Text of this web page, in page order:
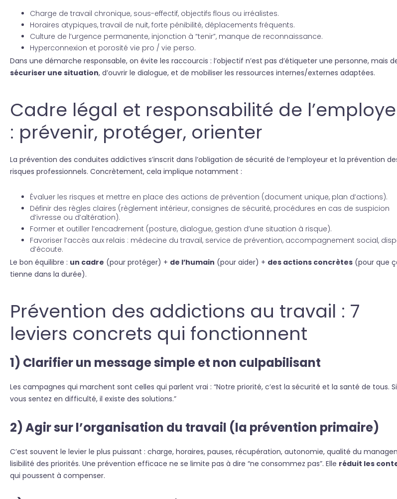
Charge de travail chronique, sous-effectif, objectifs flous ou irréalistes.
Horaires atypiques, travail de nuit, forte pénibilité, déplacements fréquents.
Culture de l’urgence permanente, injonction à “tenir”, manque de reconnaissance.
Hyperconnexion et porosité vie pro / vie perso.
Dans une démarche responsable, on évite les raccourcis : l’objectif n’est pas d’étiqueter une personne, mais
sécuriser une situation, d’ouvrir le dialogue, et de mobiliser les ressources internes/externes adaptées.
Cadre légal et responsabilité de
: prévenir, protéger, orienter
La prévention des conduites addictives s’inscrit dans l’obligation de sécurité de l’employeur et la prévention
risques professionnels. Concrètement, cela implique notamment :
Évaluer les risques et mettre en place des actions de prévention (document unique, plan d’actions).
Définir des règles claires (règlement intérieur, consignes de sécurité, procédures en cas de suspicion
d’ivresse ou d’altération).
Former et outiller l’encadrement (posture, dialogue, gestion d’une situation à risque).
Favoriser l’accès aux relais : médecine du travail, service de prévention, accompagnement social,
d’écoute.
Le bon équilibre : un cadre (pour protéger) + de l’humain (pour aider) + des actions concrètes (pour que
tienne dans la durée).
Prévention des addictions au travail : 7
leviers concrets qui fonctionnent
1) Clarifier un message simple et non culpabilisant
Les campagnes qui marchent sont celles qui parlent vrai : “Notre priorité, c’est la sécurité et la santé de tous.
vous sentez en difficulté, il existe des solutions.”
2) Agir sur l’organisation du travail (la prévention primaire)
C’est souvent le levier le plus puissant : charge, horaires, pauses, récupération, autonomie, qualité du
lisibilité des priorités. Une prévention efficace ne se limite pas à dire “ne consommez pas”. Elle réduit les
qui poussent à compenser.